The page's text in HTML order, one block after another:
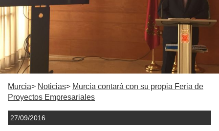
Murcia Noticias
Murcia contará con su propia Feria de
Proyectos Empresariales
27/09/2016